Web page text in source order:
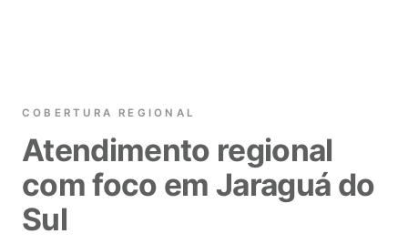
COBERTURA REGIONAL
Atendimento regional
com foco em Jaraguá do
Sul